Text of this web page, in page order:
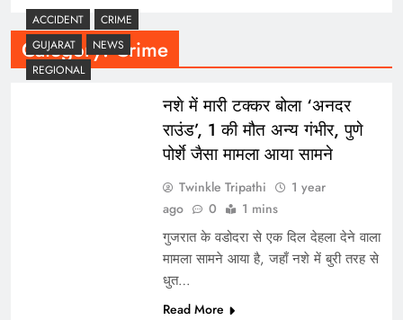
Category:Crime
ACCIDENT
CRIME
GUJARAT
NEWS
REGIONAL
नशे में मारी टक्कर बोला ‘अनदर
राउंड’, 1 की मौत अन्य गंभीर, पुणे
पोर्शे जैसा मामला आया सामने
Twinkle Tripathi
1 year
ago
0 1 mins
गुजरात के वडोदरा से एक दिल देहला देने वाला
मामला सामने आया है, जहाँ नशे में बुरी तरह से
धुत…
Read More